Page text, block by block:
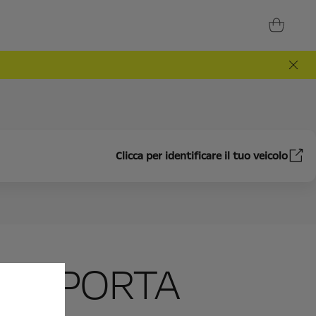
Clicca per identificare il tuo veicolo
PORTA